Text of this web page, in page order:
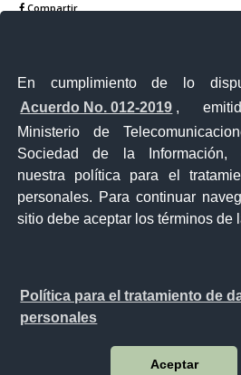
En cumplimiento de lo
Acuerdo No. 012-2019 ,
Ministerio de
Sociedad de la Información,
nuestra política para el
personales. Para continuar
sitio debe aceptar los términos de
Política para el tratamiento de
personales
Aceptar
Compartir
Entérate
Contacto
10 de agosto 158-13 y Bernardo